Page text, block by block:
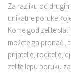
Za razliku od
unikatne poruke
Kome god zelite
možete ga pronaći,
prijatelje, roditelje,
zelite lepu poruku